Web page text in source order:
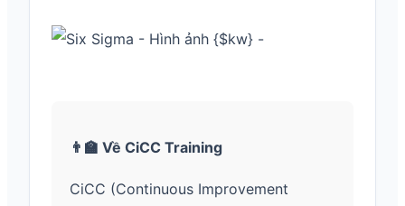
👨‍🏫 Về CiCC Training
CiCC (Continuous Improvement